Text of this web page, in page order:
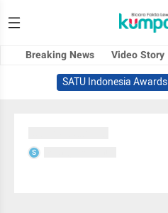
Breaking News Video Story
SATU Indonesia Awards
S